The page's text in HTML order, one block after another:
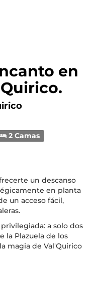
en
2 Camas
un descanso
en planta
un acceso fácil,
a solo dos
la Plazuela de los
magia de Val'Quirico